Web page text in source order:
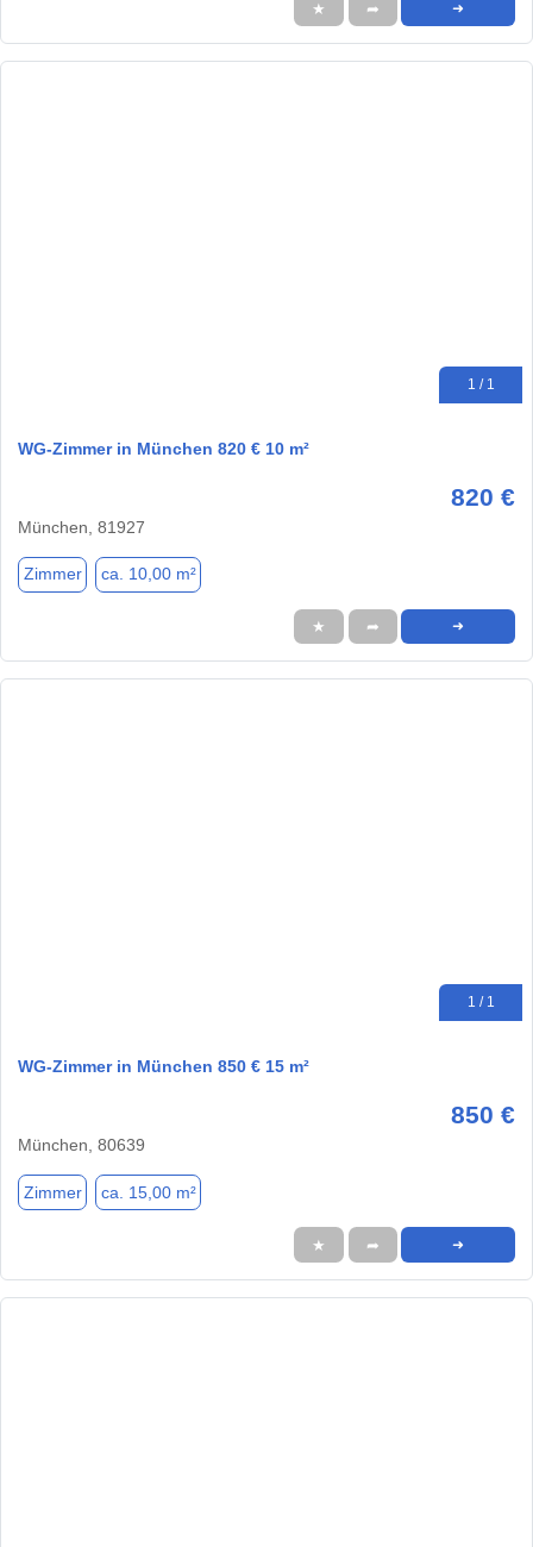
★ ➦ ➜
1 / 1
WG-Zimmer in München 820 € 10 m²
820 €
München, 81927
Zimmer ca. 10,00 m²
★ ➦ ➜
1 / 1
WG-Zimmer in München 850 € 15 m²
850 €
München, 80639
Zimmer ca. 15,00 m²
★ ➦ ➜